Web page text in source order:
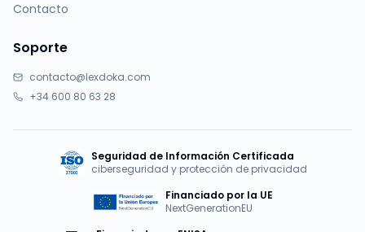
Contacto
Soporte
contacto@lexdoka.com
+34 600 80 63 28
Seguridad de Información Certificada
ciberseguridad y protección de privacidad
Financiado por la UE
NextGenerationEU